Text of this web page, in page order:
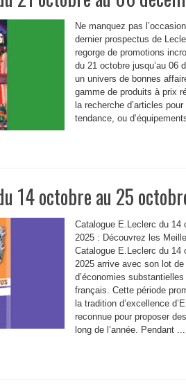
Ne manquez pas
dernier prospectus de
regorge de promotions
du 21 octobre jusqu’au 06
un univers de bonnes
gamme de produits à prix
la recherche d’articles
tendance, ou
14 octobre au 25
Catalogue E.Leclerc du 14
2025 : Découvrez les
Catalogue E.Leclerc du 14
2025 arrive avec son lot
d’économies
français. Cette période
la tradition d’excellence
reconnue pour proposer
long de l’année. Pendant ...